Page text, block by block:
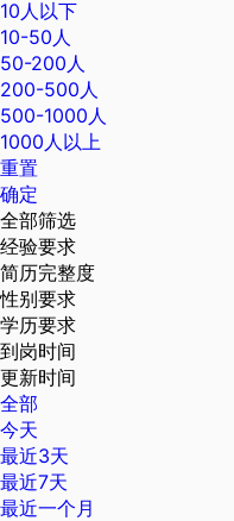
10人以下
10-50人
50-200人
200-500人
500-1000人
1000人以上
重置
确定
全部筛选
经验要求
简历完整度
性别要求
学历要求
到岗时间
更新时间
全部
今天
最近3天
最近7天
最近一个月